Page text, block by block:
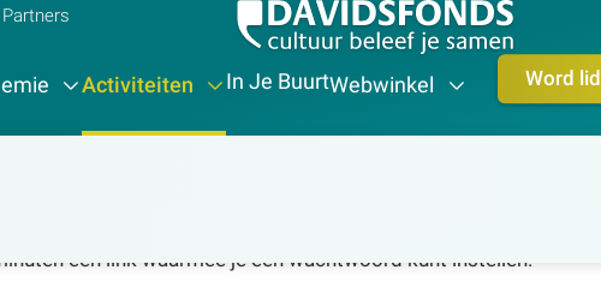
Partners
Activiteiten In Je BuurtWebwinkel Word lid
een link waarmee je een wachtwoord kunt instellen.